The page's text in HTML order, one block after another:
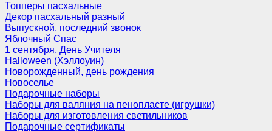
Топперы пасхальные
Декор пасхальный разный
Выпускной, последний звонок
Яблочный Спас
1 сентября, День Учителя
Halloween (Хэллоуин)
Новорожденный, день рождения
Новоселье
Подарочные наборы
Наборы для валяния на пенопласте (игрушки)
Наборы для изготовления светильников
Подарочные сертификаты